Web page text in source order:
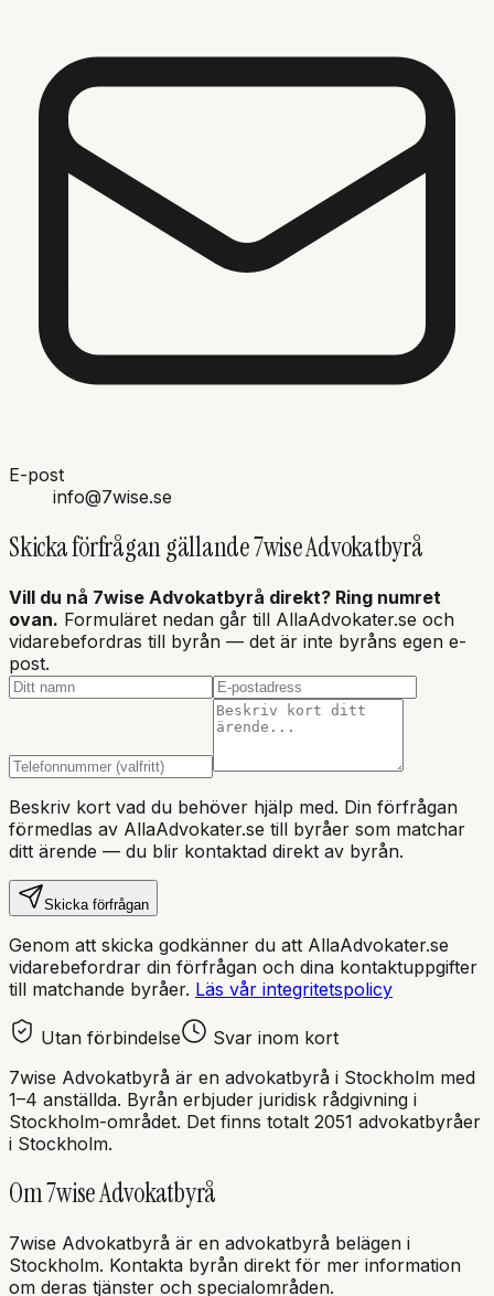
E-post
info@7wise.se
Skicka förfrågan gällande7wise Advokatbyrå
Vill du nå 7wise Advokatbyrå direkt? Ring numret
ovan. Formuläret nedan går till AllaAdvokater.se och
vidarebefordras till byrån — det är inte byråns egen e-
post.
Beskriv kort vad du behöver hjälp med. Din förfrågan
förmedlas av AllaAdvokater.se till byråer som matchar
ditt ärende — du blir kontaktad direkt av byrån.
Skicka förfrågan
Genom att skicka godkänner du att AllaAdvokater.se
vidarebefordrar din förfrågan och dina kontaktuppgifter
till matchande byråer. Läs vår integritetspolicy
Utan förbindelse
Svar inom kort
7wise Advokatbyrå är en advokatbyrå i Stockholm med
1–4 anställda. Byrån erbjuder juridisk rådgivning i
Stockholm-området. Det finns totalt 2051 advokatbyråer
i Stockholm.
Om7wise Advokatbyrå
7wise Advokatbyrå är en advokatbyrå belägen i
Stockholm. Kontakta byrån direkt för mer information
om deras tjänster och specialområden.